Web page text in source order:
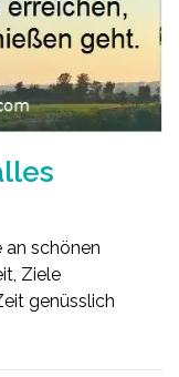
an schönen
Ziele
genüsslich